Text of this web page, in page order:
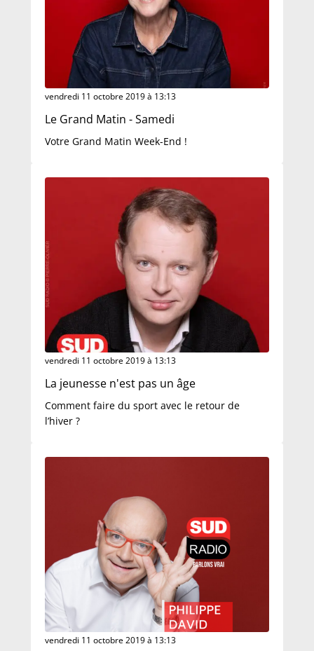
vendredi 11 octobre 2019 à 13:13
Le Grand Matin - Samedi
Votre Grand Matin Week-End !
vendredi 11 octobre 2019 à 13:13
La jeunesse n'est pas un âge
Comment faire du sport avec le retour de
l’hiver ?
vendredi 11 octobre 2019 à 13:13